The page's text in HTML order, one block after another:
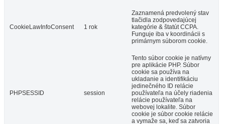
CookieLawInfoConsent 1 rok
Zaznamená predvolený stav
tlačidla zodpovedajúcej
kategórie & štatút CCPA.
Funguje iba v koordinácii s
primárnym súborom cookie.
PHPSESSID session
Tento súbor cookie je natívny
pre aplikácie PHP. Súbor
cookie sa používa na
ukladanie a identifikáciu
jedinečného ID relácie
používateľa na účely riadenia
relácie používateľa na
webovej lokalite. Súbor
cookie je súbor cookie relácie
a vymaže sa, keď sa zatvoria